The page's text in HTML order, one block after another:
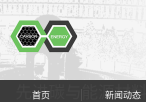
先进碳与能源材
首页 新闻动态